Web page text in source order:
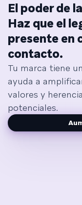
El poder de
Haz que el
presente en
contacto.
Tu marca tiene
ayuda a
valores y
potenciales.